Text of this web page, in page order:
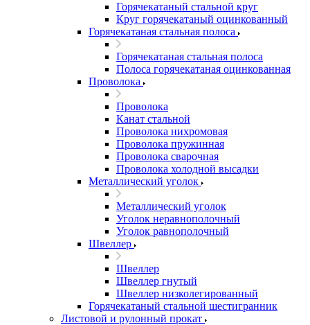
Горячекатаный стальной круг
Круг горячекатаный оцинкованный
Горячекатаная стальная полоса
Горячекатаная стальная полоса
Полоса горячекатаная оцинкованная
Проволока
Проволока
Канат стальной
Проволока нихромовая
Проволока пружинная
Проволока сварочная
Проволока холодной высадки
Металлический уголок
Металлический уголок
Уголок неравнополочный
Уголок равнополочный
Швеллер
Швеллер
Швеллер гнутый
Швеллер низколегированный
Горячекатаный стальной шестигранник
Листовой и рулонный прокат